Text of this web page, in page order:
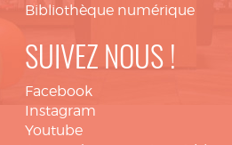
Bibliothèque numérique
SUIVEZ NOUS !
Facebook
Instagram
Youtube